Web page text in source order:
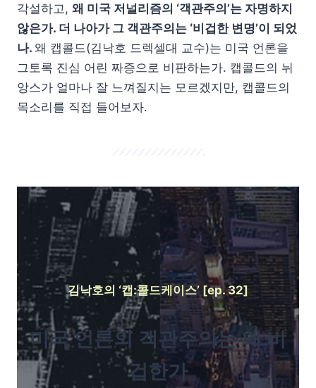
각설하고, 왜 미국 저널리즘의 ‘객관주의’는 자명하지
않은가. 더 나아가 그 객관주의는 ‘비겁한 변명’이 되었
나. 왜 캡콜드(김낙호 드렉셀대 교수)는 미국 언론을
그토록 진심 어린 짜증으로 비판하는가. 캡콜드의 뉘
앙스가 얼마나 잘 느껴질지는 모르겠지만, 캡콜드의
목소리를 직접 들어보자.
김낙호의 ‘캡:콜드케이스’ [ep. 32]
미국 언론의 객관주의는 왜 비
겁한가